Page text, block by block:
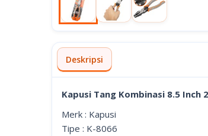
Deskripsi
Kapusi Tang Kombinasi 8.5 Inch
Merk : Kapusi
Tipe : K-8066